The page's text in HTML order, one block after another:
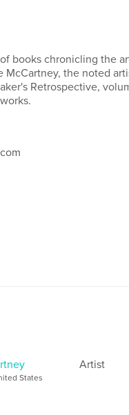
books chronicling the
McCartney, the noted
Retrospective,
States
Artist